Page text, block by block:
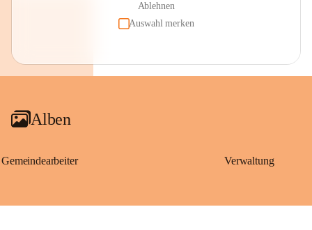
Ablehnen
Auswahl merken
Alben
Gemeindearbeiter Verwaltung